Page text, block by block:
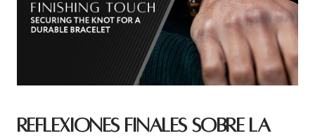
REFLEXIONES FINALES SOBRE LA